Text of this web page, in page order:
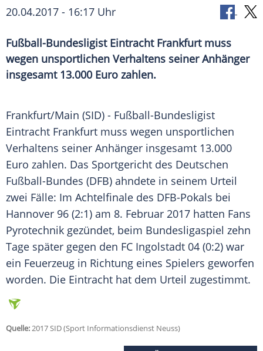
20.04.2017 - 16:17 Uhr
Fußball-Bundesligist Eintracht Frankfurt muss
wegen unsportlichen Verhaltens seiner Anhänger
insgesamt 13.000 Euro zahlen.
Frankfurt/Main (SID) - Fußball-Bundesligist
Eintracht Frankfurt muss wegen unsportlichen
Verhaltens seiner Anhänger insgesamt 13.000
Euro zahlen. Das Sportgericht des Deutschen
Fußball-Bundes (DFB) ahndete in seinem Urteil
zwei Fälle: Im Achtelfinale des DFB-Pokals bei
Hannover 96 (2:1) am 8. Februar 2017 hatten Fans
Pyrotechnik gezündet, beim Bundesligaspiel zehn
Tage später gegen den FC Ingolstadt 04 (0:2) war
ein Feuerzeug in Richtung eines Spielers geworfen
worden. Die Eintracht hat dem Urteil zugestimmt.
Quelle:2017 SID (Sport Informationsdienst Neuss)